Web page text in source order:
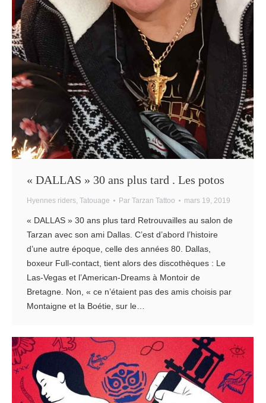
« DALLAS » 30 ans plus tard . Les potos
Hyennes riders Tatouage Par Tarzan Tattoo mars 19, 2019
« DALLAS » 30 ans plus tard Retrouvailles au salon de
Tarzan avec son ami Dallas. C’est d’abord l’histoire
d’une autre époque, celle des années 80. Dallas,
boxeur Full-contact, tient alors des discothèques : Le
Las-Vegas et l’American-Dreams à Montoir de
Bretagne. Non, « ce n’étaient pas des amis choisis par
Montaigne et la Boétie, sur le…